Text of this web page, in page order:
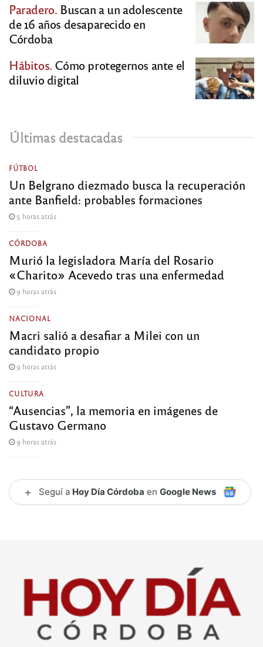
Paradero. Buscan a un adolescente
de 16 años desaparecido en
Córdoba
Hábitos. Cómo protegernos ante el
diluvio digital
Últimas destacadas
FÚTBOL
Un Belgrano diezmado busca la recuperación
ante Banfield: probables formaciones
5 horas atrás
CÓRDOBA
Murió la legisladora María del Rosario
«Charito» Acevedo tras una enfermedad
9 horas atrás
NACIONAL
Macri salió a desafiar a Milei con un
candidato propio
9 horas atrás
CULTURA
“Ausencias”, la memoria en imágenes de
Gustavo Germano
9 horas atrás
+ Seguí a Hoy Día Córdoba en Google News